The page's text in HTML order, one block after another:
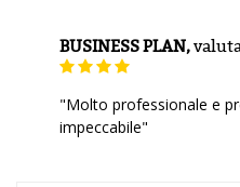
BUSINESS PLAN,
"Molto professionale e
impeccabile"